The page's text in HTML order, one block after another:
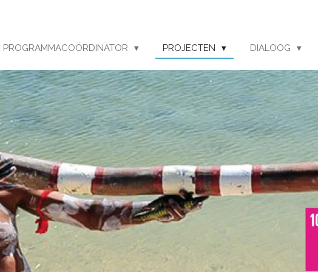
PROGRAMMACOÖRDINATOR PROJECTEN DIALOOG